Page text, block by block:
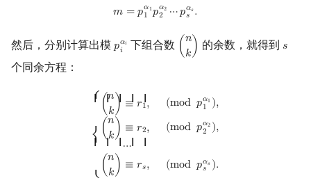
𝑚 = 𝑝𝛼1
1 𝑝𝛼2
2 ⋯𝑝𝛼𝑠
𝑠 .
m=p1α1p2α2 psα
然后，分别计算出模 𝑝𝛼𝑖
𝑖
piα 下组合数 ( 𝑛
𝑘 )
(nk ) 的余数，就得到 𝑠
s
个同余方程：
⎧{ { { { {
⎨{ { { { {
⎩
(𝑛
𝑘 ) ≡ 𝑟1, (mod 𝑝𝛼1
1 ),
(𝑛
𝑘 ) ≡ 𝑟2, (mod 𝑝𝛼2
2 ),
⋯
(𝑛
𝑘 ) ≡ 𝑟𝑠, (mod 𝑝𝛼𝑠
𝑠 ).
α1 ),(nk r ( mod α2 ⋯ (